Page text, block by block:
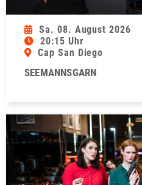
Sa. 08. August 2026
20:15 Uhr
Cap San Diego
SEEMANNSGARN